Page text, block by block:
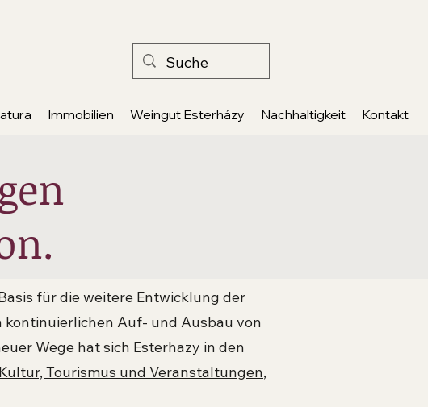
Immobilien Weingut Esterházy Nachhaltigkeit Kontakt
für die weitere Entwicklung der
Auf- und Ausbau von
Wege hat sich Esterhazy in den
Kultur, Tourismus und Veranstaltungen,